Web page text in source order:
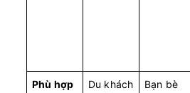
Phù hợp
Du khách
Bạn bè